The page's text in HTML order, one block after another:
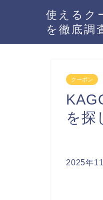
使えるク
を徹底調
クーポン
を探
2025年